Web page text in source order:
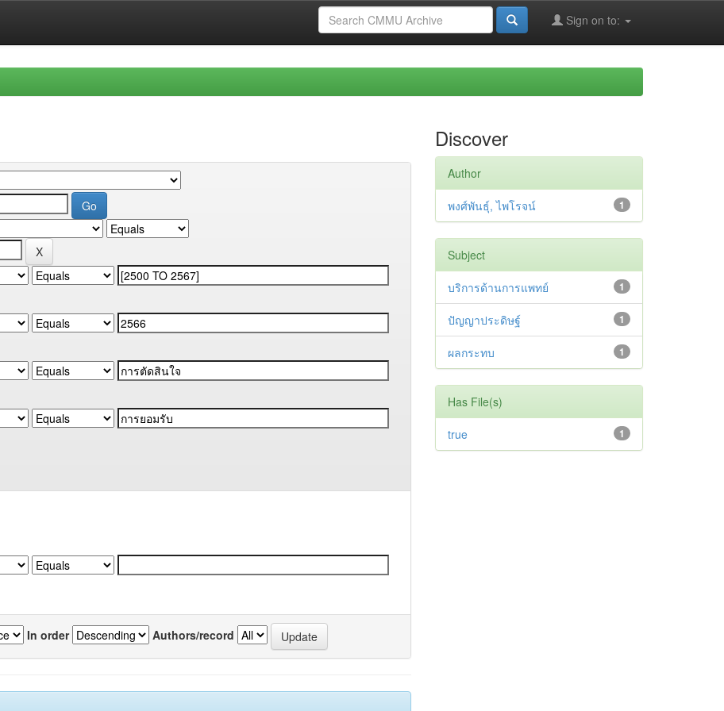
Sign on to:
In order Authors/record
Discover
Author
1
พงศ์พันธุ์, ไพโรจน์
Subject
1
บริการด้านการแพทย์
1
ปัญญาประดิษฐ์
1
ผลกระทบ
Has File(s)
1
true